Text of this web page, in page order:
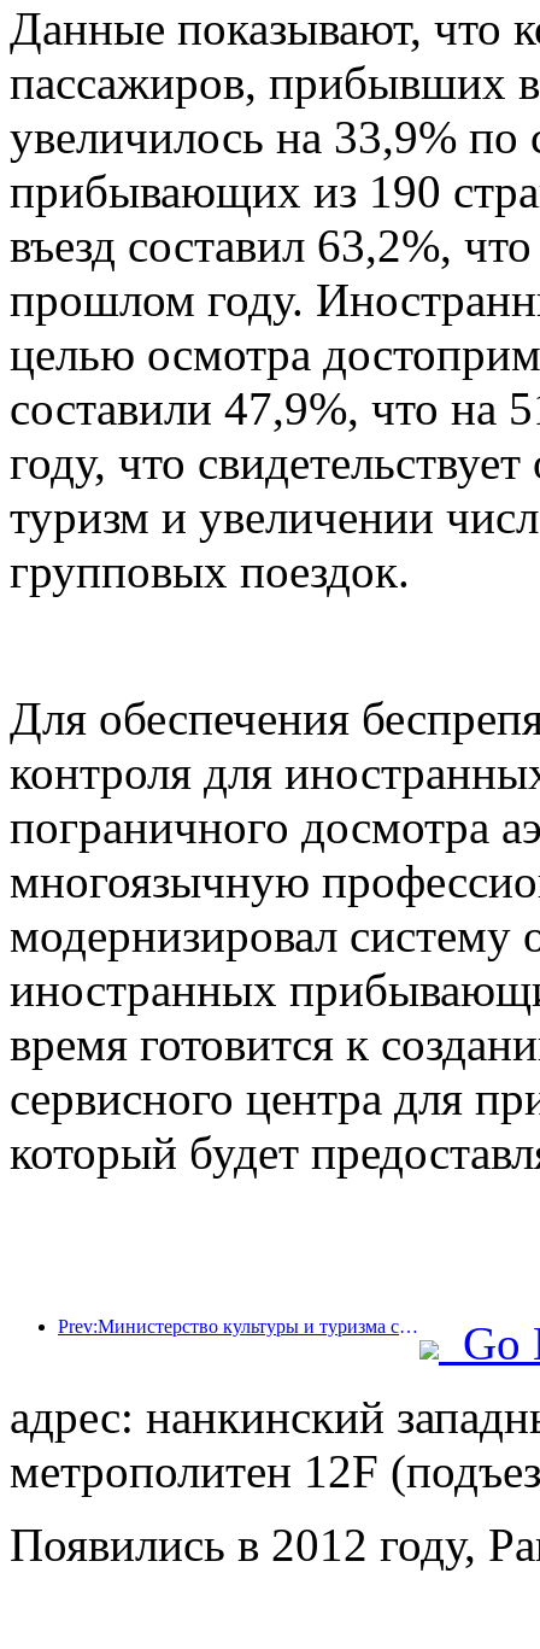
Данные показывают, что
пассажиров, прибывших в
увеличилось на 33,9%
прибывающих из 190
въезд составил 63,2%,
прошлом году.
целью осмотра
составили 47,9%, что
году, что
туризм и увеличении
групповых поездок.
Для обеспечения
контроля для
пограничного досмотра
многоязычную
модернизировал систему
иностранных
время готовится к
сервисного центра для
который будет
Prev:Министерство культуры и туризма сообщило, что в 2025 году 16 994 достопримечательности категории А посетили 7,51 миллиарда человек, что принесло доход от туризма в размере 554,49 миллиарда юаней.
Go
адрес: нанкинский
метрополитен 12F
Появились в 2012 году,